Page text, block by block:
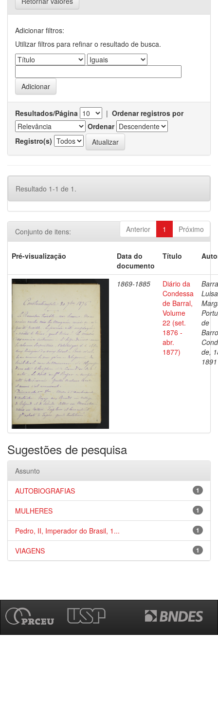
Adicionar filtros:
Utilizar filtros para refinar o resultado de busca.
Resultados/Página | Ordenar registros por
Ordenar
Registro(s)
Resultado 1-1 de 1.
Anterior 1 Próximo
Conjunto de itens:
Pré-visualização
Data do
documento
Título
1869-1885
Diário da
Condessa
de Barral,
Volume
22 (set.
1876 -
abr.
1877)
Luisa
de
de,
1891
Sugestões de pesquisa
Assunto
1
AUTOBIOGRAFIAS
1
MULHERES
1
Pedro, II, Imperador do Brasil, 1...
1
VIAGENS